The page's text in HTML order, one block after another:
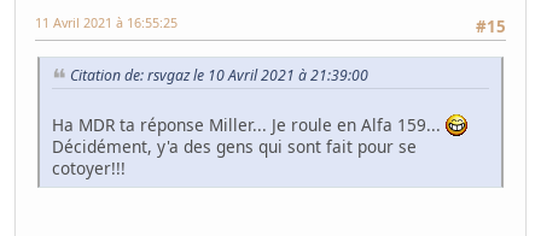
#15
11 Avril 2021 à 16:55:25
Citation de: rsvgaz le 10 Avril 2021 à 21:39:00
Ha MDR ta réponse Miller... Je roule en Alfa 159...
Décidément, y'a des gens qui sont fait pour se
cotoyer!!!